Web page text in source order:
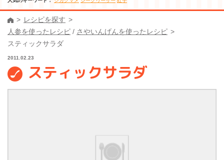
レシピを探す
人参を使ったレシピ / さやいんげんを使ったレシピ
スティックサラダ
2011.02.23
スティックサラダ